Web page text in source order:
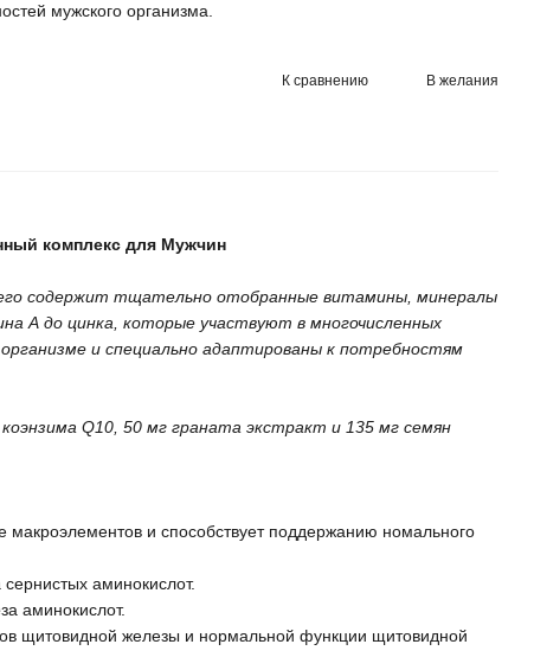
мужского организма.
К сравнению В желания
комплекс для Мужчин
содержит тщательно отобранные витамины, минералы
А до цинка, которые участвуют в многочисленных
и специально адаптированы к потребностям
Q10, 50 мг граната экстракт и 135 мг семян
макроэлементов и способствует поддержанию номального
аминокислот.
аминокислот.
щитовидной железы и нормальной функции щитовидной